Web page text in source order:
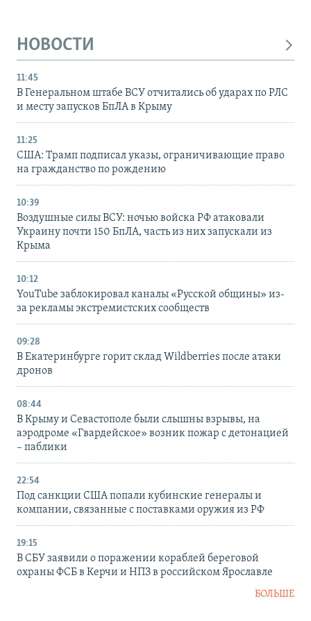
НОВОСТИ
11:45
В Генеральном штабе ВСУ отчитались об ударах по РЛС
и месту запусков БпЛА в Крыму
11:25
США: Трамп подписал указы, ограничивающие право
на гражданство по рождению
10:39
Воздушные силы ВСУ: ночью войска РФ атаковали
Украину почти 150 БпЛА, часть из них запускали из
Крыма
10:12
YouTube заблокировал каналы «Русской общины» из-
за рекламы экстремистских сообществ
09:28
В Екатеринбурге горит склад Wildberries после атаки
дронов
08:44
В Крыму и Севастополе были слышны взрывы, на
аэродроме «Гвардейское» возник пожар с детонацией
– паблики
22:54
Под санкции США попали кубинские генералы и
компании, связанные с поставками оружия из РФ
19:15
В СБУ заявили о поражении кораблей береговой
охраны ФСБ в Керчи и НПЗ в российском Ярославле
БОЛЬШЕ